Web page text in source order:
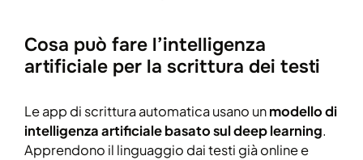
Cosa può fare l’intelligenza
artificiale per la scrittura dei testi
Le app di scrittura automatica usano unmodello di
intelligenza artificiale basato sul deep learning.
Apprendono il linguaggio dai testi già online e